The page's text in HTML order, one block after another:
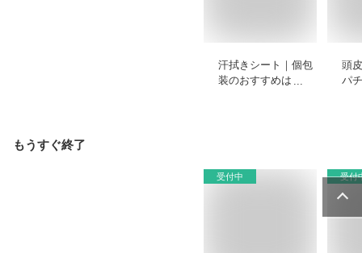
汗拭きシート｜個包
装のおすすめは？
頭
パ
もうすぐ終了
受付中 受付